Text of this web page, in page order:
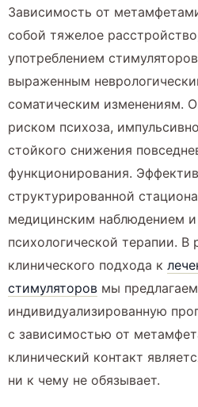
Зависимость от
собой тяжелое
употреблением
выраженным
соматическим изменениям.
риском психоза,
стойкого снижения
функционирования.
структурированной
медицинским наблюдением и
психологической терапии. В
клинического подхода к
стимуляторов мы
индивидуализированную
с зависимостью от
клинический контакт
ни к чему не обязывает.